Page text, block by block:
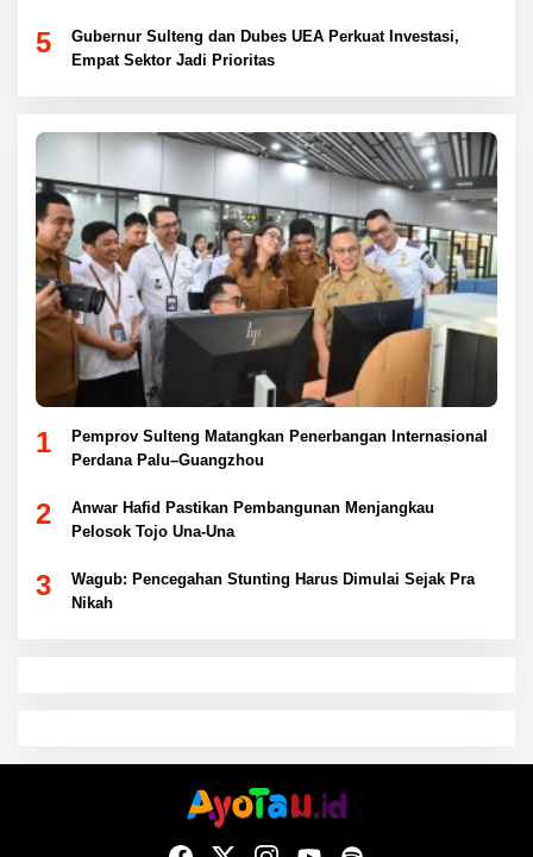
5
Gubernur Sulteng dan Dubes UEA Perkuat Investasi,
Empat Sektor Jadi Prioritas
1
Pemprov Sulteng Matangkan Penerbangan Internasional
Perdana Palu–Guangzhou
2
Anwar Hafid Pastikan Pembangunan Menjangkau
Pelosok Tojo Una-Una
3
Wagub: Pencegahan Stunting Harus Dimulai Sejak Pra
Nikah